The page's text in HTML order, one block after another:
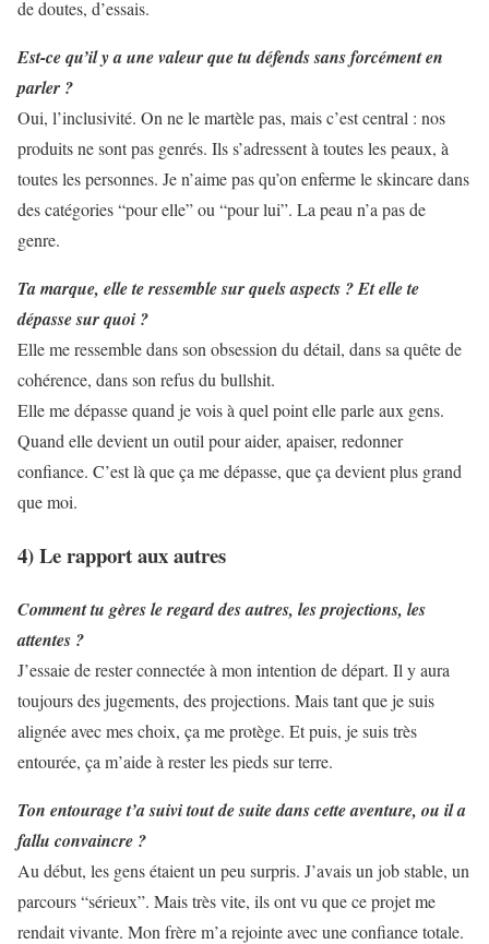
de doutes, d’essais.
Est-ce qu’il y a une valeur que tu défends sans forcément en
parler ?
Oui, l’inclusivité. On ne le martèle pas, mais c’est central : nos
produits ne sont pas genrés. Ils s’adressent à toutes les peaux, à
toutes les personnes. Je n’aime pas qu’on enferme le skincare dans
des catégories “pour elle” ou “pour lui”. La peau n’a pas de
genre.
Ta marque, elle te ressemble sur quels aspects ? Et elle te
dépasse sur quoi ?
Elle me ressemble dans son obsession du détail, dans sa quête de
cohérence, dans son refus du bullshit.
Elle me dépasse quand je vois à quel point elle parle aux gens.
Quand elle devient un outil pour aider, apaiser, redonner
confiance. C’est là que ça me dépasse, que ça devient plus grand
que moi.
4) Le rapport aux autres
Comment tu gères le regard des autres, les projections, les
attentes ?
J’essaie de rester connectée à mon intention de départ. Il y aura
toujours des jugements, des projections. Mais tant que je suis
alignée avec mes choix, ça me protège. Et puis, je suis très
entourée, ça m’aide à rester les pieds sur terre.
Ton entourage t’a suivi tout de suite dans cette aventure, ou il a
fallu convaincre ?
Au début, les gens étaient un peu surpris. J’avais un job stable, un
parcours “sérieux”. Mais très vite, ils ont vu que ce projet me
rendait vivante. Mon frère m’a rejointe avec une confiance totale.